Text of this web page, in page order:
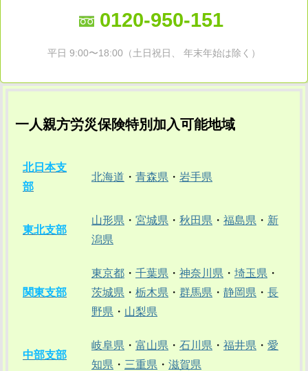
0120-950-151
平日 9:00〜18:00（土日祝日、 年末年始は除く）
一人親方労災保険特別加入可能地域
北日本支
部
北海道 ・ 青森県 ・ 岩手県
東北支部
山形県 ・ 宮城県 ・ 秋田県 ・ 福島県 ・ 新
潟県
関東支部
東京都 ・ 千葉県 ・ 神奈川県 ・ 埼玉県 ・
茨城県 ・ 栃木県 ・ 群馬県 ・ 静岡県 ・ 長
野県 ・ 山梨県
中部支部
岐阜県 ・ 富山県 ・ 石川県 ・ 福井県 ・ 愛
知県 ・ 三重県 ・ 滋賀県